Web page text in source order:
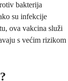
bakterija
su infekcije
ova vakcina služi
s većim rizikom